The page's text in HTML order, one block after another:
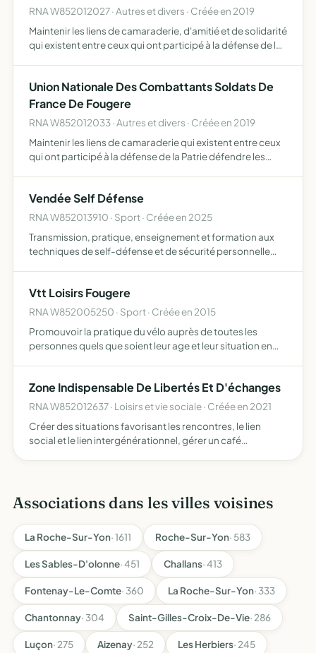
RNA W852012027 · Autres et divers · Créée en 2019
Maintenir les liens de camaraderie, d'amitié et de solidarité
qui existent entre ceux qui ont participé à la défense de la
Union Nationale Des Combattants Soldats De
France De Fougere
RNA W852012033 · Autres et divers · Créée en 2019
Maintenir les liens de camaraderie qui existent entre ceux
qui ont participé à la défense de la Patrie défendre les
Vendée Self Défense
RNA W852013910 · Sport · Créée en 2025
Transmission, pratique, enseignement et formation aux
techniques de self-défense et de sécurité personnelle
s…
Vtt Loisirs Fougere
RNA W852005250 · Sport · Créée en 2015
Promouvoir la pratique du vélo auprès de toutes les
personnes quels que soient leur age et leur situation en
Zone Indispensable De Libertés Et D'échanges
RNA W852012637 · Loisirs et vie sociale · Créée en 2021
Créer des situations favorisant les rencontres, le lien
social et le lien intergénérationnel, gérer un café
Associations dans les villes voisines
La Roche-Sur-Yon· 1611 Roche-Sur-Yon· 583
Les Sables-D'olonne· 451 Challans· 413
Fontenay-Le-Comte· 360 La Roche-Sur-Yon· 333
Chantonnay· 304 Saint-Gilles-Croix-De-Vie· 286
Luçon· 275 Aizenay· 252 Les Herbiers· 245